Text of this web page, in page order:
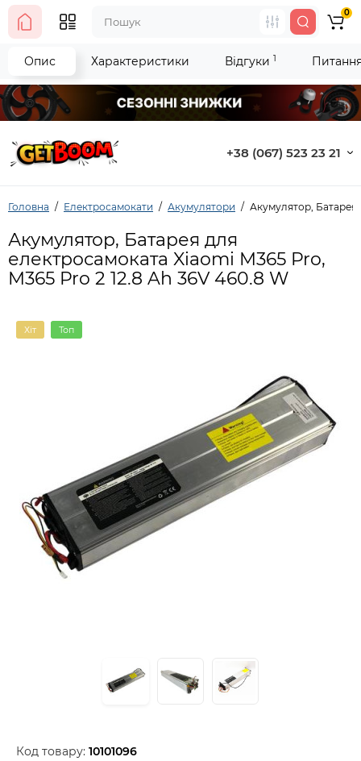
+38 (067) 523 23 21
0
Головна Електросамокати Акумулятори Акумулятор, Батарея
Акумулятор, Батарея для
електросамоката Xiaomi M365 Pro,
M365 Pro 2 12.8 Ah 36V 460.8 W
Хіт Топ
Код товару: 10101096
Опис Характеристики Відгуки 1